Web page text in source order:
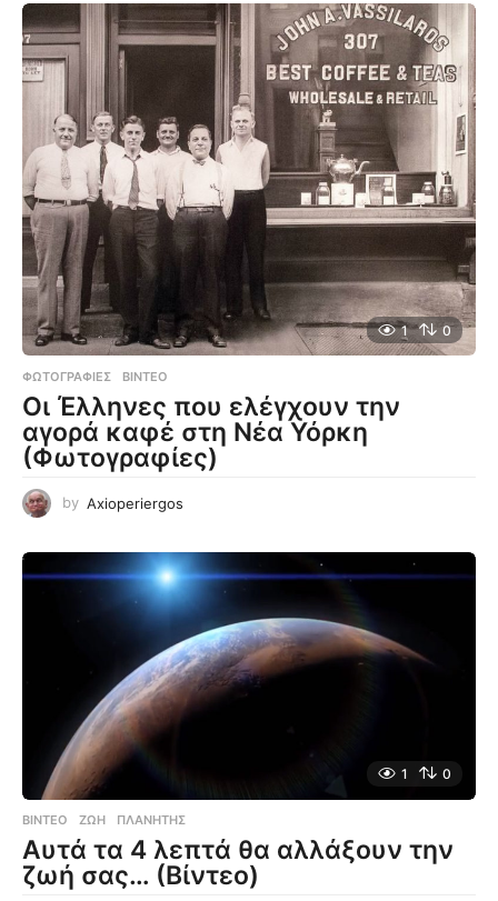
1 0
ΦΩΤΟΓΡΑΦΊΕΣ ,ΒΊΝΤΕΟ
Οι Έλληνες που ελέγχουν την
αγορά καφέ στη Νέα Υόρκη
(Φωτογραφίες)
by Axioperiergos
1 0
ΒΊΝΤΕΟ ΖΩΉ ,ΠΛΑΝΉΤΗΣ
Αυτά τα 4 λεπτά θα αλλάξουν την
ζωή σας… (Βίντεο)